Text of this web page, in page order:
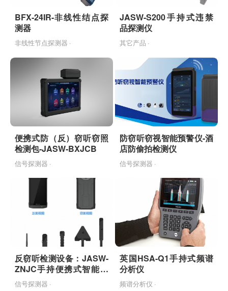
BFX-24IR-非线性结点探
测器
非线性节点探测器 ·
JASW-S200手持式违禁
品探测仪
其它产品 ·
便携式防（反）窃听窃照
检测包-JASW-BXJCB
信号探测器 ·
防窃听窃视智能预警仪-酒
店防偷拍检测仪
信号探测器 ·
反窃听检测设备：JASW-
ZNJC手持便携式智能检
测设备
信号探测器 ·
英国HSA-Q1手持式频谱
分析仪
频谱分析仪 ·